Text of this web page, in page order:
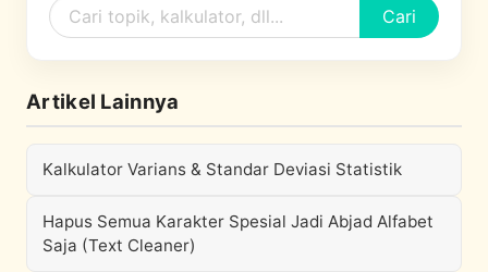
Cari
Artikel Lainnya
Kalkulator Varians & Standar Deviasi Statistik
Hapus Semua Karakter Spesial Jadi Abjad Alfabet
Saja (Text Cleaner)